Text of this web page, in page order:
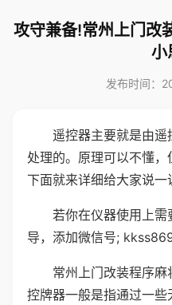
攻守兼备!常州上门改
小
发布时间：
遥控器主要就是由
处理的。原理可以不懂，
下面就来详细给大家说一
若你在仪器使用上
导，添加微信号;
常州上门改装程序
控牌器一般是指通过一